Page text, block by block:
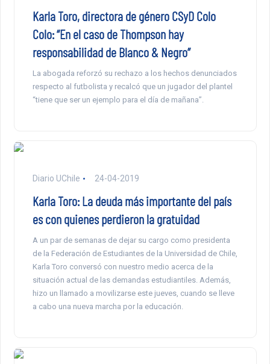
Karla Toro, directora de género CSyD Colo
Colo: “En el caso de Thompson hay
responsabilidad de Blanco & Negro”
La abogada reforzó su rechazo a los hechos denunciados
respecto al futbolista y recalcó que un jugador del plantel
“tiene que ser un ejemplo para el día de mañana”.
Diario UChile 24-04-2019
Karla Toro: La deuda más importante del país
es con quienes perdieron la gratuidad
A un par de semanas de dejar su cargo como presidenta
de la Federación de Estudiantes de la Universidad de Chile,
Karla Toro conversó con nuestro medio acerca de la
situación actual de las demandas estudiantiles. Además,
hizo un llamado a movilizarse este jueves, cuando se lleve
a cabo una nueva marcha por la educación.